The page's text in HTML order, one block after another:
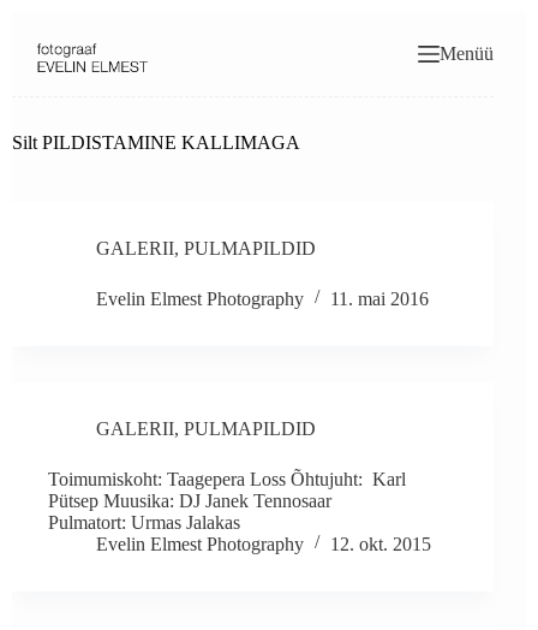
content
Menüü
Silt PILDISTAMINE KALLIMAGA
GALERII, PULMAPILDID
Evelin Elmest Photography 11. mai 2016
GALERII, PULMAPILDID
Toimumiskoht: Taagepera Loss Õhtujuht: Karl
Pütsep Muusika: DJ Janek Tennosaar
Pulmatort: Urmas Jalakas
Evelin Elmest Photography
12. okt. 2015